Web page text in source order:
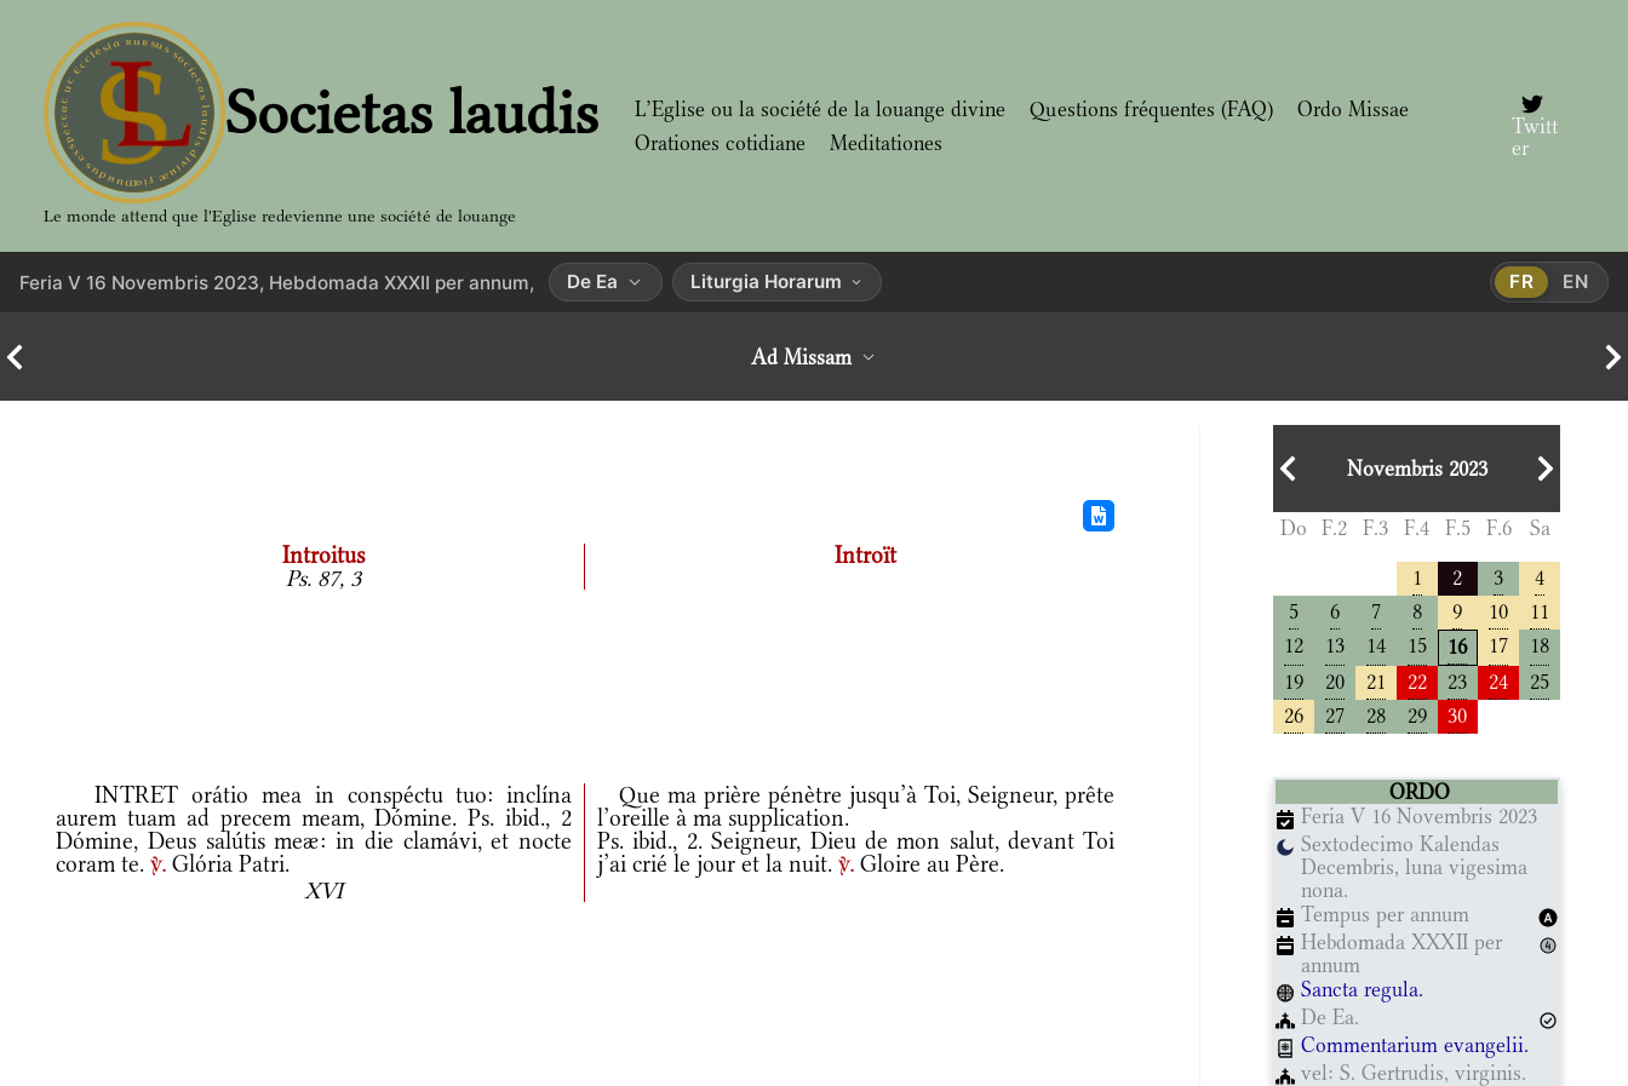
contenu
Societas laudis
Le monde attend que l'Eglise redevienne une société de louange
L’Eglise ou la société de la louange divine Questions fréquentes (FAQ)
Ordo Missae
Orationes cotidiane
Meditationes
Twitt
er
Feria V 16 Novembris 2023, Hebdomada XXXII per annum, De Ea Liturgia Horarum FR EN
Ad Missam
Introitus
Introït
Ps. 87, 3
INTRET orátio mea in conspéctu tuo: inclína
aurem tuam ad precem meam, Dómine. Ps. ibid., 2
Dómine, Deus salútis meæ: in die clamávi, et nocte
coram te. v. Glória Patri.
Que ma prière pénètre jusqu’à Toi, Seigneur, prête
l’oreille à ma supplication.
Ps. ibid., 2. Seigneur, Dieu de mon salut, devant Toi
j’ai crié le jour et la nuit.v. Gloire au Père.
XVI
Novembris 2023
Do F.2 F.3 F.4 F.5 F.6 Sa
1 2 3
4
5
6 7 8 9 10
11
12
13 14 15 16 17
18
19
20 21 22 23 24
25
26
27 28 29 30
ORDO
Feria V 16 Novembris 2023
Sextodecimo Kalendas
Decembris, luna vigesima
nona.
Tempus per annum
Hebdomada XXXII per
annum
Sancta regula.
De Ea.
Commentarium evangelii.
vel: S. Gertrudis, virginis.